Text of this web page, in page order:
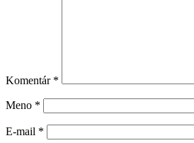
Komentár *
Meno *
E-mail *